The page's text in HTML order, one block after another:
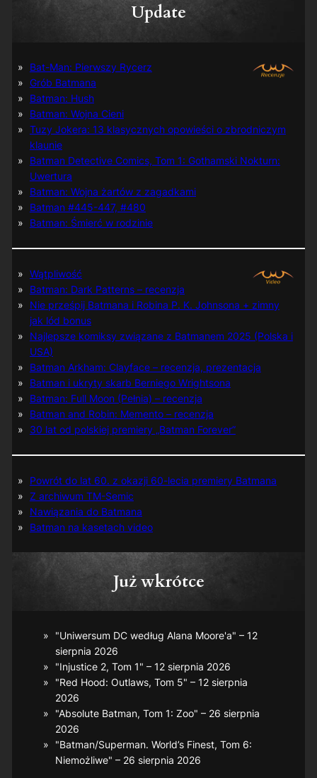
Update
Bat-Man: Pierwszy Rycerz
Grób Batmana
Batman: Hush
Batman: Wojna Cieni
Tuzy Jokera: 13 klasycznych opowieści o zbrodniczym
klaunie
Batman Detective Comics, Tom 1: Gothamski Nokturn:
Uwertura
Batman: Wojna żartów z zagadkami
Batman #445-447, #480
Batman: Śmierć w rodzinie
Wątpliwość
Batman: Dark Patterns – recenzja
Nie prześpij Batmana i Robina P. K. Johnsona + zimny
jak lód bonus
Najlepsze komiksy związane z Batmanem 2025 (Polska i
USA)
Batman Arkham: Clayface – recenzja, prezentacja
Batman i ukryty skarb Berniego Wrightsona
Batman: Full Moon (Pełnia) – recenzja
Batman and Robin: Memento – recenzja
30 lat od polskiej premiery „Batman Forever”
Powrót do lat 60. z okazji 60-lecia premiery Batmana
Z archiwum TM-Semic
Nawiązania do Batmana
Batman na kasetach video
Już wkrótce
"Uniwersum DC według Alana Moore'a" – 12
sierpnia 2026
"Injustice 2, Tom 1" – 12 sierpnia 2026
"Red Hood: Outlaws, Tom 5" – 12 sierpnia
2026
"Absolute Batman, Tom 1: Zoo" – 26 sierpnia
2026
"Batman/Superman. World’s Finest, Tom 6:
Niemożliwe" – 26 sierpnia 2026